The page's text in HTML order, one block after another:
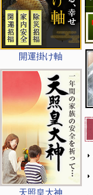
開運掛け軸
天照皇大神